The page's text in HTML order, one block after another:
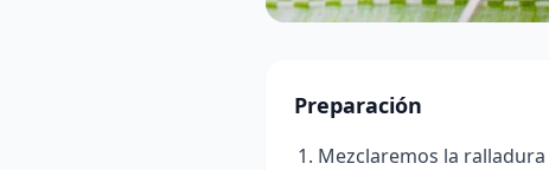
Preparación
Mezclaremos la